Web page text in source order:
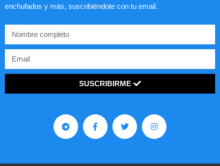
Comunistas no son bienvenidos en
enchufados y más, suscribiéndote con tu email.
SUSCRIBIRME